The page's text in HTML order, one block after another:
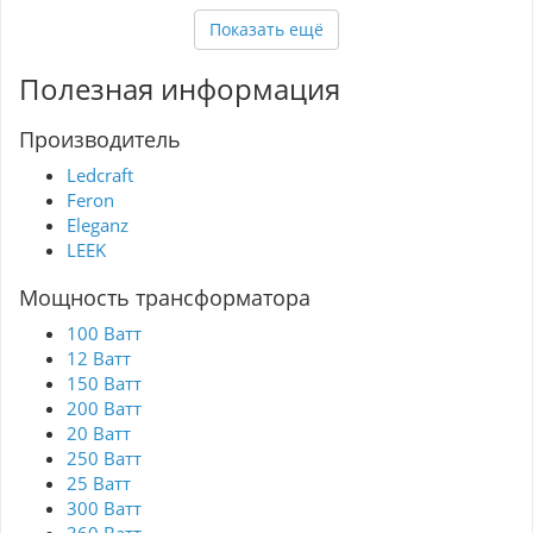
дополнительный уровень безопасности. С ним
вы можете быть уверены в эффективности и
долговечности ваших светильников.
Показать ещё
Полезная информация
Производитель
Ledcraft
Feron
Eleganz
LEEK
Мощность трансформатора
100 Ватт
12 Ватт
150 Ватт
200 Ватт
20 Ватт
250 Ватт
25 Ватт
300 Ватт